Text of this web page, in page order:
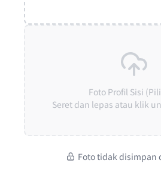
Foto Profil Sisi
Seret dan lepas atau klik
Foto tidak disimpan